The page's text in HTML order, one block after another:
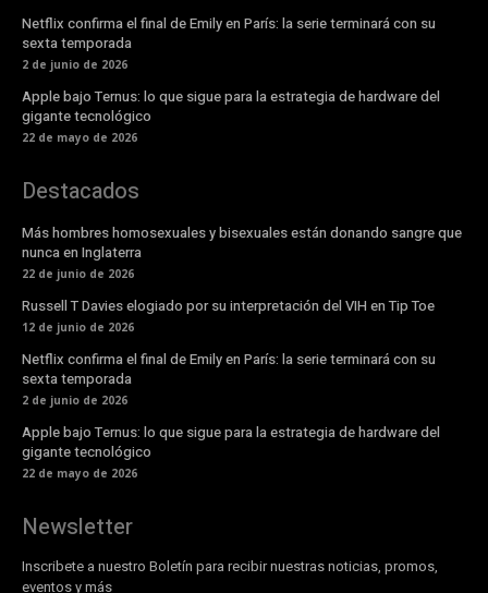
Netflix confirma el final de Emily en París: la serie terminará con su
sexta temporada
2 de junio de 2026
Apple bajo Ternus: lo que sigue para la estrategia de hardware del
gigante tecnológico
22 de mayo de 2026
Destacados
Más hombres homosexuales y bisexuales están donando sangre que
nunca en Inglaterra
22 de junio de 2026
Russell T Davies elogiado por su interpretación del VIH en Tip Toe
12 de junio de 2026
Netflix confirma el final de Emily en París: la serie terminará con su
sexta temporada
2 de junio de 2026
Apple bajo Ternus: lo que sigue para la estrategia de hardware del
gigante tecnológico
22 de mayo de 2026
Newsletter
Inscribete a nuestro Boletín para recibir nuestras noticias, promos,
eventos y más